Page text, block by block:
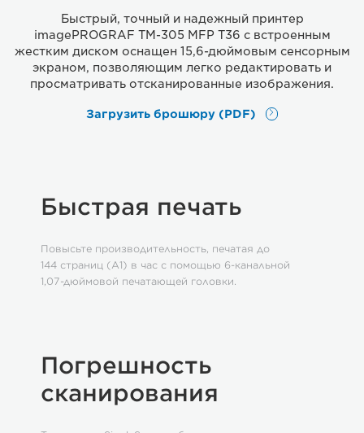
Быстрый, точный и надежный принтер
imagePROGRAF TM-305 MFP T36 с встроенным
жестким диском оснащен 15,6-дюймовым сенсорным
экраном, позволяющим легко редактировать и
просматривать отсканированные изображения.
Загрузить брошюру (PDF)
Быстрая печать
Повысьте производительность, печатая до
144 страниц (A1) в час с помощью 6-канальной
1,07-дюймовой печатающей головки.
Погрешность
сканирования